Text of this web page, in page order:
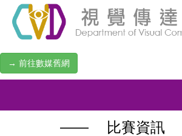
→ 前往數媒舊網
比賽資訊